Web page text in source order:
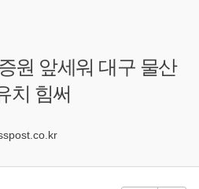
원 앞세워 대구 물산
치 힘써